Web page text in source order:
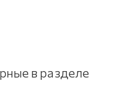
в разделе